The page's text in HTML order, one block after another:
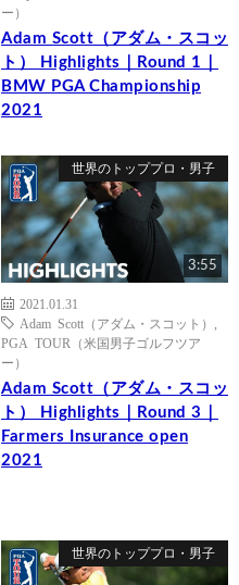
ー）
Adam Scott（アダム・スコッ
ト） Highlights｜Round 1｜
BMW PGA Championship
2021
世界のトッププロ・男子
3:55
2021.01.31
Adam Scott（アダム・スコット）
PGA TOUR（米国男子ゴルフツア
ー）
Adam Scott（アダム・スコッ
ト） Highlights｜Round 3｜
Farmers Insurance open
2021
世界のトッププロ・男子